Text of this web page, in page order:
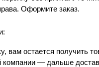
Оформите заказ.
вам остается получить
компании — дальше